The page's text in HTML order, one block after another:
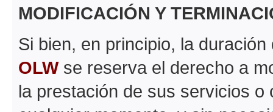
MODIFICACIÓN Y
Si bien, en principio, la
OLWse reserva el derecho a
la prestación de sus servicios